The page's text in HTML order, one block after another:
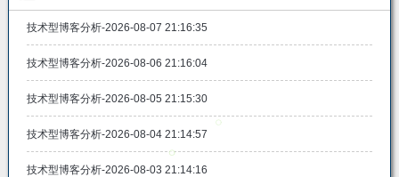
技术型博客分析-2026-08-07 21:16:35
技术型博客分析-2026-08-06 21:16:04
技术型博客分析-2026-08-05 21:15:30
技术型博客分析-2026-08-04 21:14:57
技术型博客分析-2026-08-03 21:14:16